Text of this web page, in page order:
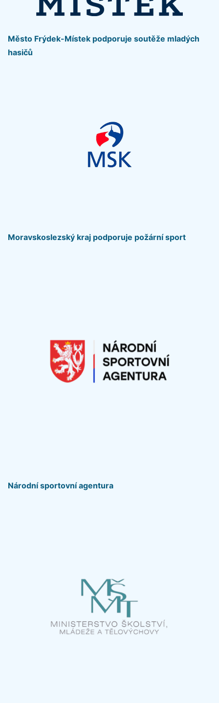
Město Frýdek-Místek podporuje soutěže mladých
hasičů
Moravskoslezský kraj podporuje požární sport
Národní sportovní agentura